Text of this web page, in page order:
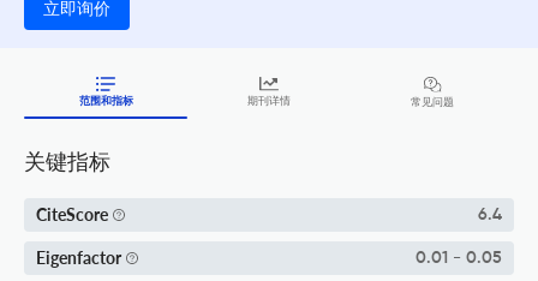
立即询价
范围和指标 期刊详情 常见问题
关键指标
CiteScore 6.4
Eigenfactor 0.01 - 0.05